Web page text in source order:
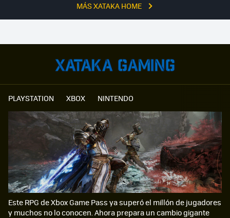
MÁS XATAKA HOME
PLAYSTATION XBOX NINTENDO
Este RPG de Xbox Game Pass ya superó el millón de jugadores
y muchos no lo conocen. Ahora prepara un cambio gigante